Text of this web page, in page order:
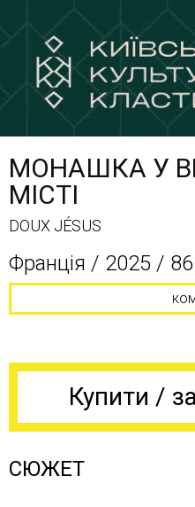
МОНАШКА У
МІСТІ
DOUX JÉSUS
Франція / 2025 /
Купити /
СЮЖЕТ